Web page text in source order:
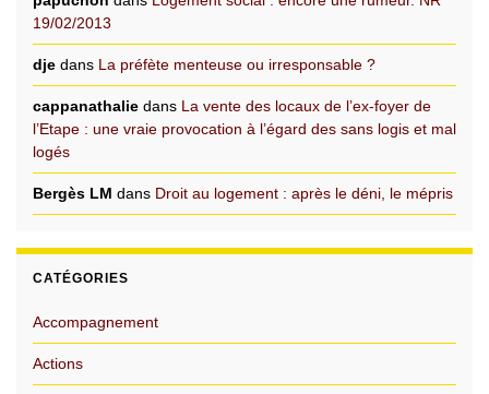
19/02/2013
dje dans La préfète menteuse ou irresponsable ?
cappanathalie dans La vente des locaux de l’ex-foyer de
l’Etape : une vraie provocation à l’égard des sans logis et mal
logés
Bergès LM dans Droit au logement : après le déni, le mépris
CATÉGORIES
Accompagnement
Actions